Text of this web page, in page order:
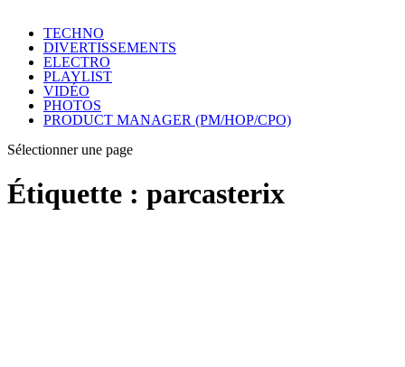
TECHNO
DIVERTISSEMENTS
ELECTRO
PLAYLIST
VIDÉO
PHOTOS
PRODUCT MANAGER (PM/HOP/CPO)
Sélectionner une page
Étiquette : parcasterix